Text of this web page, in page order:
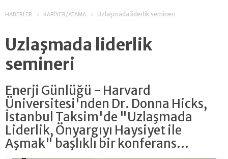
HABERLER KARİYER/ATAMA Uzlaşmada liderlik semineri
Uzlaşmada liderlik
semineri
Enerji Günlüğü - Harvard
Üniversitesi'nden Dr. Donna Hicks,
İstanbul Taksim'de "Uzlaşmada
Liderlik, Önyargıyı Haysiyet ile
Aşmak" başlıklı bir konferans...